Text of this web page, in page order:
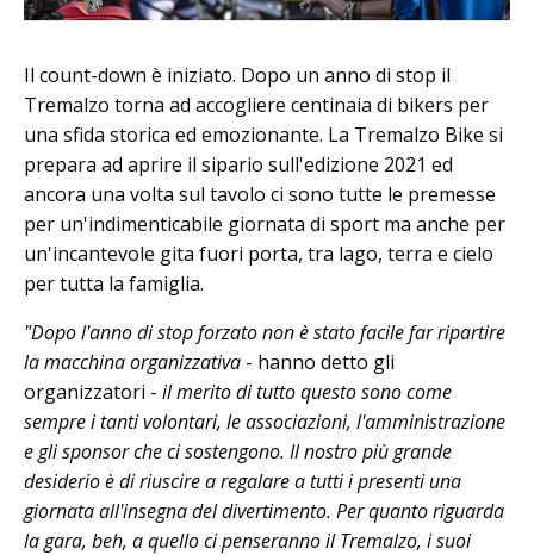
Il count-down è iniziato. Dopo un anno di stop il
Tremalzo torna ad accogliere centinaia di bikers per
una sfida storica ed emozionante. La Tremalzo Bike si
prepara ad aprire il sipario sull'edizione 2021 ed
ancora una volta sul tavolo ci sono tutte le premesse
per un'indimenticabile giornata di sport ma anche per
un'incantevole gita fuori porta, tra lago, terra e cielo
per tutta la famiglia.
"Dopo l'anno di stop forzato non è stato facile far ripartire
la macchina organizzativa - hanno detto gli
organizzatori - il merito di tutto questo sono come
sempre i tanti volontari, le associazioni, l'amministrazione
e gli sponsor che ci sostengono. Il nostro più grande
desiderio è di riuscire a regalare a tutti i presenti una
giornata all'insegna del divertimento. Per quanto riguarda
la gara, beh, a quello ci penseranno il Tremalzo, i suoi